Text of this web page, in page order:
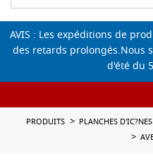
AVIS : Les expéditions de
des retards prolongés.Nous
d'été du
PRODUITS
PLANCHES